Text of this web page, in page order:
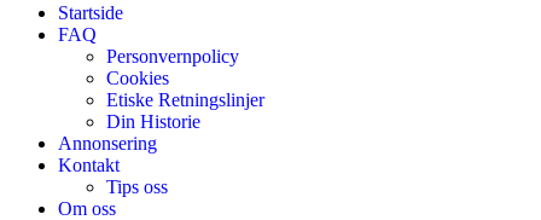
Startside
FAQ
Personvernpolicy
Cookies
Etiske Retningslinjer
Din Historie
Annonsering
Kontakt
Tips oss
Om oss